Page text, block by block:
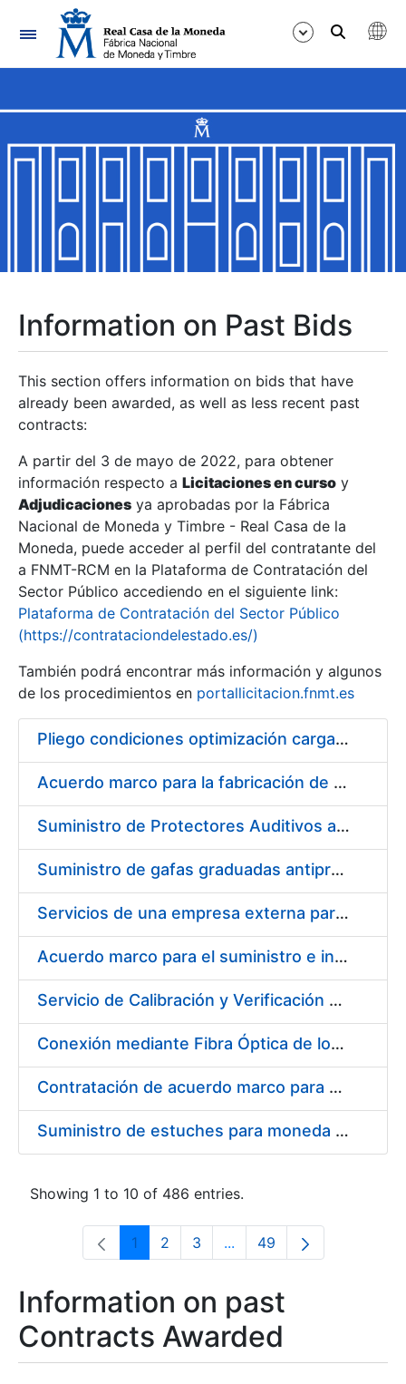
Navigation
Show/Hide
Show/Hide
Show/Hide
Show/Hide
Show/Hide
Show/Hide
Information on Past Bids
This section offers information on bids that have
already been awarded, as well as less recent past
contracts:
A partir del 3 de mayo de 2022, para obtener
información respecto a Licitaciones en curso y
Adjudicaciones ya aprobadas por la Fábrica
Nacional de Moneda y Timbre - Real Casa de la
Moneda, puede acceder al perfil del contratante del
a FNMT-RCM en la Plataforma de Contratación del
Sector Público accediendo en el siguiente link:
Plataforma de Contratación del Sector Público
(https://contrataciondelestado.es/)
También podrá encontrar más información y algunos
de los procedimientos en portallicitacion.fnmt.es
Pliego condiciones optimización cargas compras firmado
Acuerdo marco para la fabricación de piezas
Suministro de Protectores Auditivos a medida para las personas trabajadoras de los Centros de Trabajo de Madrid y Burgos
Suministro de gafas graduadas antiproyecciones para los trabajadores de la FNMT-RCM en los centros de trabajo de Madrid y Burgos
Servicios de una empresa externa para el asesoramiento y resolución de los recursos de alzada que se presentan relacionados con procesos de selección para la FNMT-RCM
Acuerdo marco para el suministro e instalación de persianas, estores y otros complementos
Servicio de Calibración y Verificación Externa de los Equipos de Medición del Servicio de Prevención de la FNMT-RCM
Conexión mediante Fibra Óptica de los Centros de Proceso de Datos (CPDs) de las sedes de la FNMT-RCM de Burgos y Madrid
Contratación de acuerdo marco para el Suministro de Material de Electricidad para la Fábrica Nacional de Moneda y Timbre-Real Casa de la Moneda en su centro de trabajo de Burgos
Suministro de estuches para moneda de 30 €
Showing 1 to 10 of 486 entries.
Page
1 Page
2 Page
3 ...Intermediate Pages Use
Page
49
Information on past
Contracts Awarded